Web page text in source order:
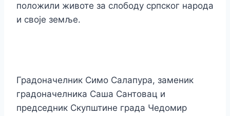
положили животе за слободу српског народа
и своје земље.
Градоначелник Симо Салапура, заменик
градоначелника Саша Сантовац и
председник Скупштине града Чедомир